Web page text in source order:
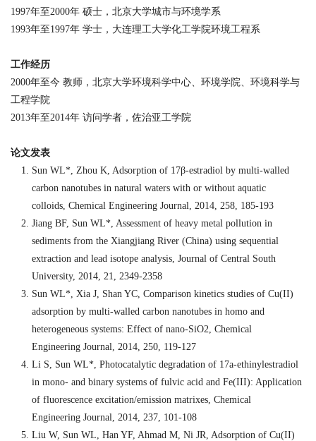
1997年至2000年 硕士，北京大学城市与环境学系
1993年至 1997年 学士，大连理工大学化工学院环境工程系
工作经历
2000年至今 教师 ，北京大学环境科学中心、环境学院、环境科学与
工程学院
2013年至2014年 访问学者，佐治亚工学院
论文发表
Sun WL*, Zhou K, Adsorption of 17β-estradiol by multi-walled
carbon nanotubes in natural waters with or without aquatic
colloids, Chemical Engineering Journal, 2014, 258, 185-193
Jiang BF, Sun WL*, Assessment of heavy metal pollution in
sediments from the Xiangjiang River (China) using sequential
extraction and lead isotope analysis, Journal of Central South
University, 2014, 21, 2349-2358
Sun WL*, Xia J, Shan YC, Comparison kinetics studies of Cu(II)
adsorption by multi-walled carbon nanotubes in homo and
heterogeneous systems: Effect of nano-SiO2, Chemical
Engineering Journal, 2014, 250, 119-127
Li S, Sun WL*, Photocatalytic degradation of 17a-ethinylestradiol
in mono- and binary systems of fulvic acid and Fe(III): Application
of fluorescence excitation/emission matrixes, Chemical
Engineering Journal, 2014, 237, 101-108
Liu W, Sun WL, Han YF, Ahmad M, Ni JR, Adsorption of Cu(II)